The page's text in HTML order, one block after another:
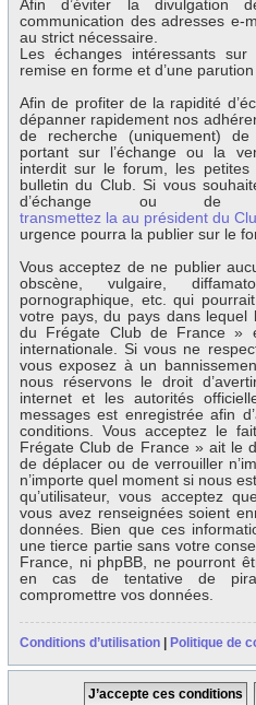
Afin d’éviter la divulgation
communication des adresses e-
au strict nécessaire.
Les échanges intéressants
remise en forme et d’une
Afin de profiter de la rapidité
dépanner rapidement nos
de recherche (uniquement)
portant sur l’échange ou la
interdit sur le forum, les petites
bulletin du Club. Si vous
d’échange ou de
transmettez la au président du
urgence pourra la publier sur le
Vous acceptez de ne publier
obscène, vulgaire,
pornographique, etc. qui
votre pays, du pays dans
du Frégate Club de France »
internationale. Si vous ne
vous exposez à un
nous réservons le droit
internet et les autorités
messages est enregistrée afin
conditions. Vous acceptez le
Frégate Club de France » ait le
de déplacer ou de verrouiller
n’importe quel moment si nous
qu’utilisateur, vous acceptez
vous avez renseignées soient
données. Bien que ces
une tierce partie sans votre
France, ni phpBB, ne pourront
en cas de tentative de
compromettre vos données.
Conditions d’utilisation Politique de